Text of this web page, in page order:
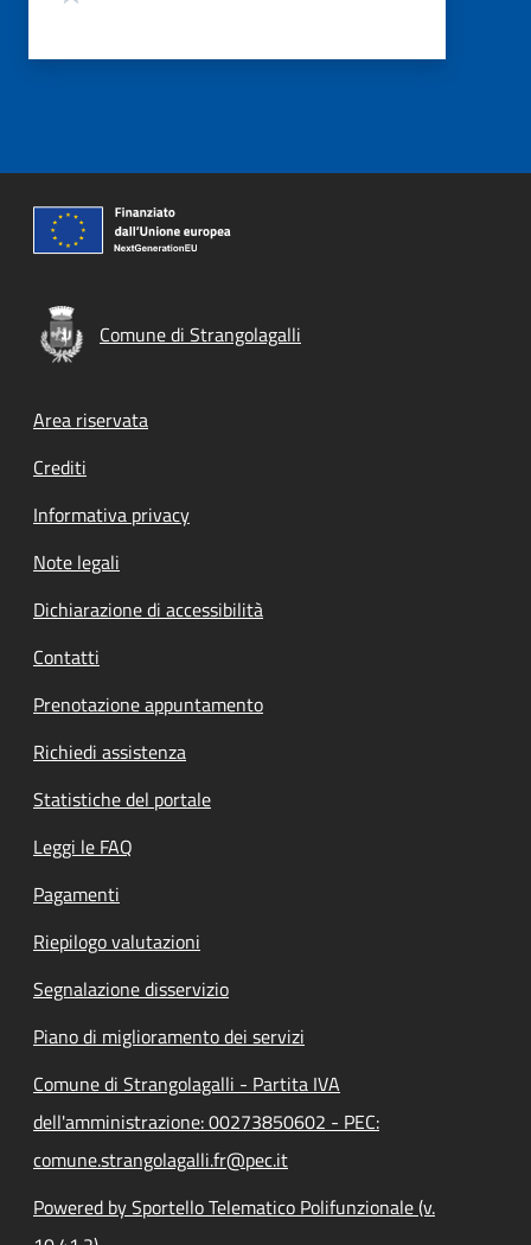
Comune di Strangolagalli
Footer menu
Area riservata
Crediti
Informativa privacy
Note legali
Dichiarazione di accessibilità
Contatti
Prenotazione appuntamento
Richiedi assistenza
Statistiche del portale
Leggi le FAQ
Pagamenti
Riepilogo valutazioni
Segnalazione disservizio
Piano di miglioramento dei servizi
Comune di Strangolagalli - Partita IVA
dell'amministrazione: 00273850602 - PEC:
comune.strangolagalli.fr@pec.it
Powered by Sportello Telematico Polifunzionale (v.